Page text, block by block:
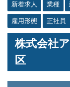
新着求人 業種
雇用形態 正社員
株式会社
区